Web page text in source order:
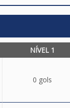
NÍVEL 1
0 gols